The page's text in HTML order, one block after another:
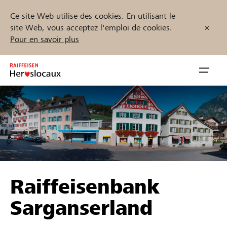
Ce site Web utilise des cookies. En utilisant le
site Web, vous acceptez l'emploi de cookies.
Pour en savoir plus
Inhalt
springen
öffnen
Parrainer
Soutien & assistance
Trouvez des projets et des organisations
Démarrez maintenant
Raiffeisenbank
Sarganserland